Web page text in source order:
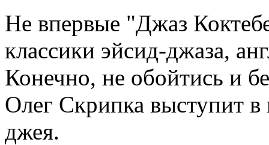
Не впервые "Джаз
классики эйсид-джаза,
Конечно, не обойтись и
Олег Скрипка выступит
джея.